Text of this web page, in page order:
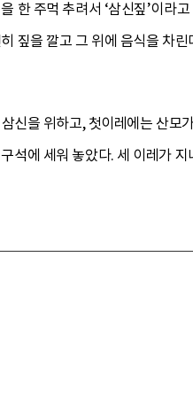
한 주먹 추려서 ‘삼신짚’이라
짚을 깔고 그 위에 음식을 차
신을 위하고, 첫이레에는 산모
석에 세워 놓았다. 세 이레가